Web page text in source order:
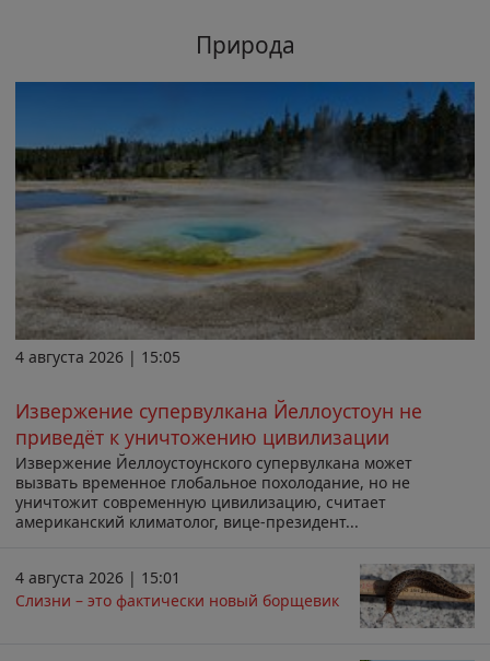
Природа
4 августа 2026 | 15:05
Извержение супервулкана Йеллоустоун не
приведёт к уничтожению цивилизации
Извержение Йеллоустоунского супервулкана может
вызвать временное глобальное похолодание, но не
уничтожит современную цивилизацию, считает
американский климатолог, вице-президент...
4 августа 2026 | 15:01
Слизни – это фактически новый борщевик